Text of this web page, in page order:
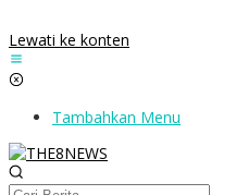
Lewati ke konten
Tambahkan Menu